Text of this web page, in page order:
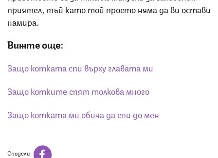
приятел, тъй като той просто няма да ви остави
намира.
Вижте още:
Защо котката спи върху главата ми
Защо котките спят толкова много
Защо котката ми обича да спи до мен
Сподели